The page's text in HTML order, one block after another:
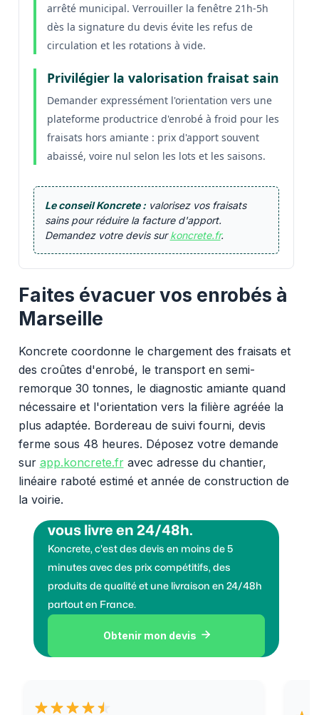
arrêté municipal. Verrouiller la fenêtre 21h-5h
dès la signature du devis évite les refus de
circulation et les rotations à vide.
Privilégier la valorisation fraisat sain
Demander expressément l'orientation vers une
plateforme productrice d'enrobé à froid pour les
fraisats hors amiante : prix d'apport souvent
abaissé, voire nul selon les lots et les saisons.
Le conseil Koncrete :valorisez vos fraisats
sains pour réduire la facture d'apport.
Demandez votre devis surkoncrete.fr.
Faites évacuer vos enrobés à
Marseille
Koncrete coordonne le chargement des fraisats et
des croûtes d'enrobé, le transport en semi-
remorque 30 tonnes, le diagnostic amiante quand
nécessaire et l'orientation vers la filière agréée la
plus adaptée. Bordereau de suivi fourni, devis
ferme sous 48 heures. Déposez votre demande
sur app.koncrete.fravec adresse du chantier,
linéaire raboté estimé et année de construction de
la voirie.
vous livre en 24/48h.
Koncrete, c'est des devis en moins de 5
minutes avec des prix compétitifs, des
produits de qualité et une livraison en 24/48h
partout en France.
Obtenir mon devis 